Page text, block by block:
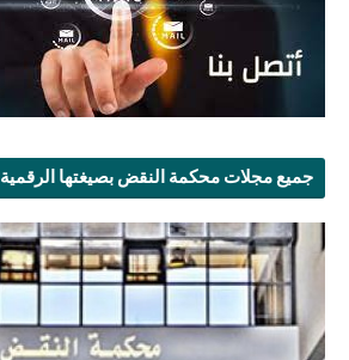
جميع مجلات محكمة النقض بصيغتها الرقمية